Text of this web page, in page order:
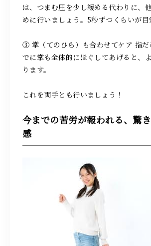
は、つまむ圧を少し緩める代わりに、
めに行いましょう。5秒ずつくらいが目
③ 掌（てのひら）も合わせてケア 指だ
でに掌も全体的にほぐしてあげると、
ります。
これを両手とも行いましょう！
今までの苦労が報われる、驚
感